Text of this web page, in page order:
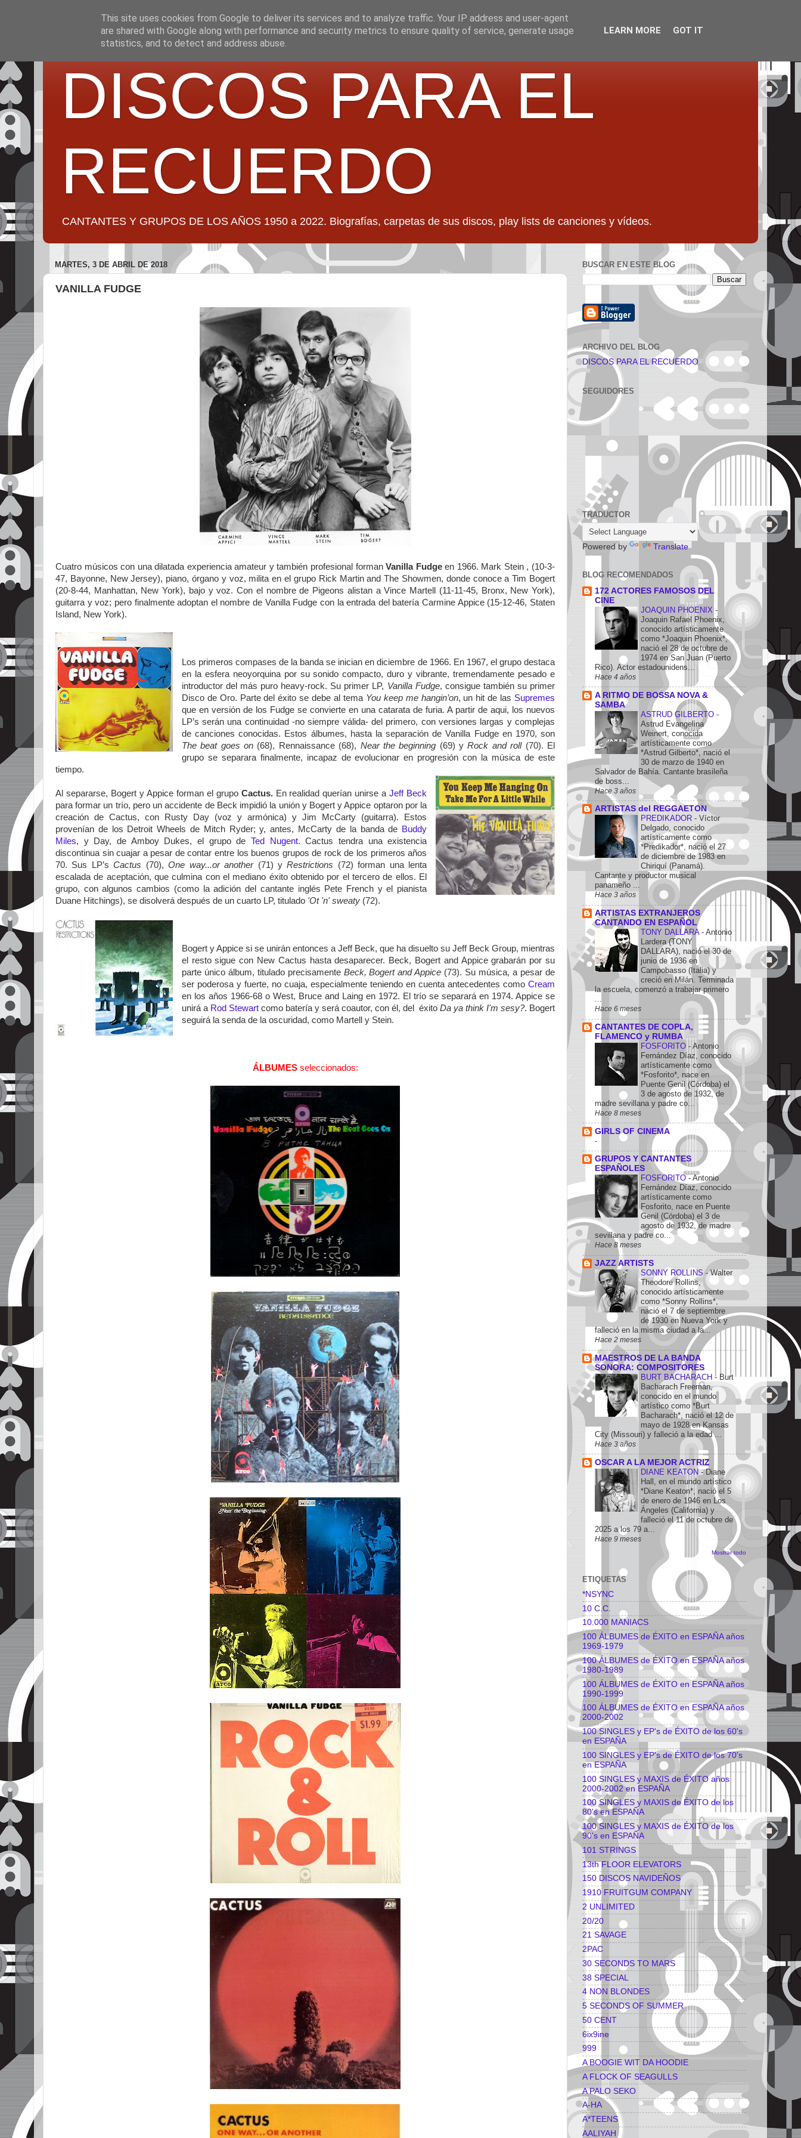
DISCOS PARA EL
RECUERDO
CANTANTES Y GRUPOS DE LOS AÑOS 1950 a 2022. Biografías, carpetas de sus discos, play lists de canciones y vídeos.
MARTES, 3 DE ABRIL DE 2018
VANILLA FUDGE
Cuatro músicos con una dilatada experiencia amateur y también profesional formanVanilla Fudgeen 1966. Mark Stein , (10-3-
47, Bayonne, New Jersey), piano, órgano y voz, milita en el grupo Rick Martin and The Showmen, donde conoce a Tim Bogert
(20-8-44, Manhattan, New York), bajo y voz. Con el nombre de Pigeons alistan a Vince Martell (11-11-45, Bronx, New York),
guitarra y voz; pero finalmente adoptan el nombre de Vanilla Fudge con la entrada del batería Carmine Appice (15-12-46, Staten
Island, New York).
Los primeros compases de la banda se inician en diciembre de 1966. En 1967, el grupo destaca
en la esfera neoyorquina por su sonido compacto, duro y vibrante, tremendamente pesado e
introductor del más puro heavy-rock. Su primer LP, Vanilla Fudge, consigue también su primer
Disco de Oro. Parte del éxito se debe al tema You keep me hangin’on, un hit de las Supremes
que en versión de los Fudge se convierte en una catarata de furia. A partir de aqui, los nuevos
LP’s serán una continuidad -no siempre válida- del primero, con versiones largas y complejas
de canciones conocidas. Estos álbumes, hasta la separación de Vanilla Fudge en 1970, son
The beat goes on (68), Rennaissance (68), Near the beginning (69) yRock and roll(70). El
grupo se separara finalmente, incapaz de evolucionar en progresión con la música de este
tiempo.
Al separarse, Bogert y Appice forman el grupoCactus.En realidad querían unirse aJeff Beck
para formar un trío, pero un accidente de Beck impidió la unión y Bogert y Appice optaron por la
creación de Cactus, con Rusty Day (voz y armónica) y Jim McCarty (guitarra). Estos
provenían de los Detroit Wheels de Mitch Ryder; y, antes, McCarty de la banda de Buddy
Miles, y Day, de Amboy Dukes, el grupo de Ted Nugent. Cactus tendra una existencia
discontinua sin cuajar a pesar de contar entre los buenos grupos de rock de los primeros años
70. Sus LP’sCactus (70),One way...or another (71) y Restrictions (72) forman una lenta
escalada de aceptación, que culmina con el mediano éxito obtenido por el tercero de ellos. El
grupo, con algunos cambios (como la adición del cantante inglés Pete French y el pianista
Duane Hitchings), se disolverá después de un cuarto LP, titulado 'Ot 'n' sweaty (72).
Bogert y Appice si se unirán entonces a Jeff Beck, que ha disuelto su Jeff Beck Group, mientras
el resto sigue con New Cactus hasta desaparecer. Beck, Bogert and Appice grabarán por su
parte único álbum, titulado precisamente Beck, Bogert and Appice (73). Su música, a pesar de
ser poderosa y fuerte, no cuaja, especialmente teniendo en cuenta antecedentes como Cream
en los años 1966-68 o West, Bruce and Laing en 1972. El trío se separará en 1974. Appice se
unirá a Rod Stewartcomo batería y será coautor, con él, del éxitoDa ya think I'm sesy?. Bogert
seguirá la senda de la oscuridad, como Martell y Stein.
ÁLBUMESseleccionados:
BUSCAR EN ESTE BLOG
ARCHIVO DEL BLOG
DISCOS PARA EL RECUERDO
SEGUIDORES
TRADUCTOR
Powered by Translate
BLOG RECOMENDADOS
172 ACTORES FAMOSOS DEL
CINE
JOAQUIN PHOENIX -
Joaquin Rafael Phoenix,
conocido artísticamente
como *Joaquin Phoenix*,
nació el 28 de octubre de
1974 en San Juan (Puerto
Rico). Actor estadounidens...
Hace 4 años
A RITMO DE BOSSA NOVA &
SAMBA
ASTRUD GILBERTO -
Astrud Evangelina
Weinert, conocida
artísticamente como
*Astrud Gilberto*, nació el
30 de marzo de 1940 en
Salvador de Bahía. Cantante brasileña
de boss...
Hace 3 años
ARTISTAS del REGGAETON
PREDIKADOR - Víctor
Delgado, conocido
artísticamente como
*Predikador*, nació el 27
de diciembre de 1983 en
Chiriquí (Panamá).
Cantante y productor musical
panameño ...
Hace 3 años
ARTISTAS EXTRANJEROS
CANTANDO EN ESPAÑOL
TONY DALLARA - Antonio
Lardera (TONY
DALLARA), nació el 30 de
junio de 1936 en
Campobasso (Italia) y
creció en Milán. Terminada
la escuela, comenzó a trabajar primero
...
Hace 6 meses
CANTANTES DE COPLA,
FLAMENCO y RUMBA
FOSFORITO - Antonio
Fernández Díaz, conocido
artísticamente como
*Fosforito*, nace en
Puente Genil (Córdoba) el
3 de agosto de 1932, de
madre sevillana y padre co...
Hace 8 meses
GIRLS OF CINEMA
-
GRUPOS Y CANTANTES
ESPAÑOLES
FOSFORITO-Antonio
Fernández Díaz, conocido
artísticamente como
Fosforito, nace en Puente
Genil (Córdoba) el 3 de
agosto de 1932, de madre
sevillana y padre co...
Hace 8 meses
JAZZ ARTISTS
SONNY ROLLINS-Walter
Theodore Rollins,
conocido artísticamente
como *Sonny Rollins*,
nació el 7 de septiembre
de 1930 en Nueva York y
falleció en la misma ciudad a la...
Hace 2 meses
MAESTROS DE LA BANDA
SONORA: COMPOSITORES
BURT BACHARACH - Burt
Bacharach Freeman,
conocido en el mundo
artístico como *Burt
Bacharach*, nació el 12 de
mayo de 1928 en Kansas
City (Missouri) y falleció a la edad ...
Hace 3 años
OSCAR A LA MEJOR ACTRIZ
DIANE KEATON-Diane
Hall, en el mundo artístico
*Diane Keaton*, nació el 5
de enero de 1946 en Los
Ángeles (California) y
falleció el 11 de octubre de
2025 a los 79 a...
Hace 9 meses
Mostrar todo
ETIQUETAS
*NSYNC
10 C.C.
10.000 MANIACS
100 ÁLBUMES de ÉXITO en ESPAÑA años
1969-1979
100 ÁLBUMES de ÉXITO en ESPAÑA años
1980-1989
100 ÁLBUMES de ÉXITO en ESPAÑA años
1990-1999
100 ÁLBUMES de ÉXITO en ESPAÑA años
2000-2002
100 SINGLES y EP's de ÉXITO de los 60's
en ESPAÑA
100 SINGLES y EP's de ÉXITO de los 70's
en ESPAÑA
100 SINGLES y MAXIS de ÉXITO años
2000-2002 en ESPAÑA
100 SINGLES y MAXIS de ÉXITO de los
80's en ESPAÑA
100 SINGLES y MAXIS de ÉXITO de los
90's en ESPAÑA
101 STRINGS
13th FLOOR ELEVATORS
150 DISCOS NAVIDEÑOS
1910 FRUITGUM COMPANY
2 UNLIMITED
20/20
21 SAVAGE
2PAC
30 SECONDS TO MARS
38 SPECIAL
4 NON BLONDES
5 SECONDS OF SUMMER
50 CENT
6ix9ine
999
A BOOGIE WIT DA HOODIE
A FLOCK OF SEAGULLS
A PALO SEKO
A-HA
A*TEENS
AALIYAH
This site uses cookies from Google to deliver its services and to analyze traffic. Your IP address and user-agent
are shared with Google along with performance and security metrics to ensure quality of service, generate usage
statistics, and to detect and address abuse.
LEARN MORE GOT IT